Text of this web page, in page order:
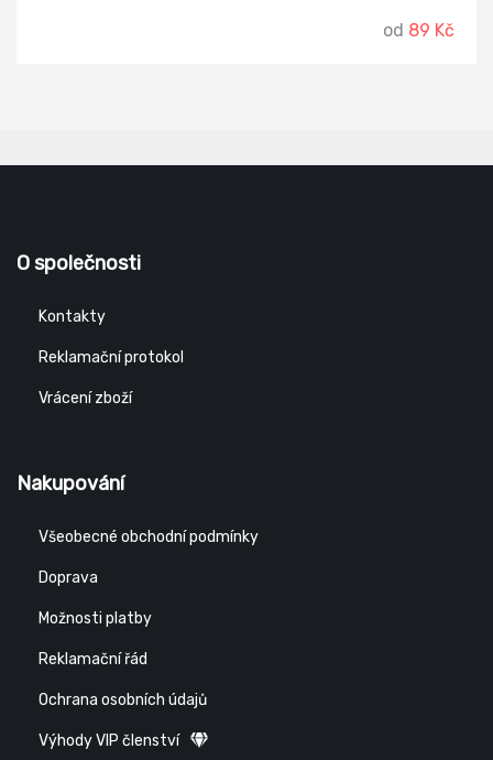
od 89 Kč
O společnosti
Kontakty
Reklamační protokol
Vrácení zboží
Nakupování
Všeobecné obchodní podmínky
Doprava
Možnosti platby
Reklamační řád
Ochrana osobních údajů
Výhody VIP členství